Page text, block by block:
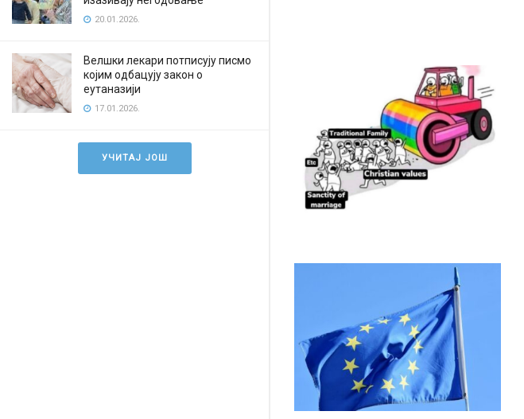
20.01.2026.
Велшки лекари потписују писмо
којим одбацују закон о
еутаназији
17.01.2026.
УЧИТАЈ ЈОШ